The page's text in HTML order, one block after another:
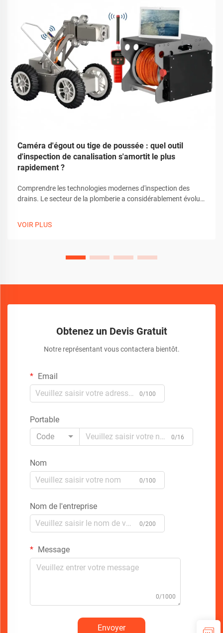
Caméra d'égout ou tige de poussée : quel outil
d'inspection de canalisation s'amortit le plus
rapidement ?
Comprendre les technologies modernes d'inspection des
drains. Le secteur de la plomberie a considérablement évolué
VOIR PLUS
Obtenez un Devis Gratuit
Notre représentant vous contactera bientôt.
Email
0/100
Portable
Code
0/16
Nom
0/100
Nom de l'entreprise
0/200
Message
0/1000
Envoyer